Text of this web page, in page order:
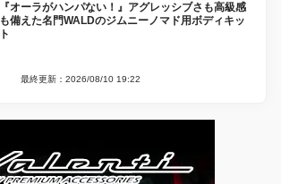
『オーラがハンパない！』アグレッシブさも高級感
も備えた名門WALDのジムニーノマド用ボディキッ
ト
最終更新：2026/08/10 19:22